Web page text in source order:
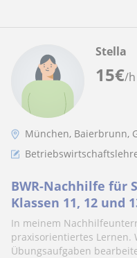
15€/h
Stella
München, Baierbrunn,
BWR-Nachhilfe für
Klassen 11, 12 und
FOS und erzielte
In meinem
praxisorientiertes Lernen.
Übungsaufgaben